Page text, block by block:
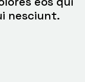
nesciunt.